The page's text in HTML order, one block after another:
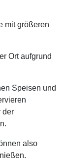
mit größeren
Ort aufgrund
Speisen und
der
also